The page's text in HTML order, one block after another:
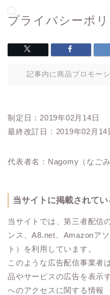
プライバシーポ
記事内に商品プロモー
制定日：2019年02月14日
最終改訂日：2019年02月14
代表者名：Nagomy（なごみ
当サイトに掲載されて
当サイトでは、第三者配信
ンス、A8.net、Amazonア
ト）を利用しています。
このような広告配信事業者
品やサービスの広告を表示
へのアクセスに関する情報